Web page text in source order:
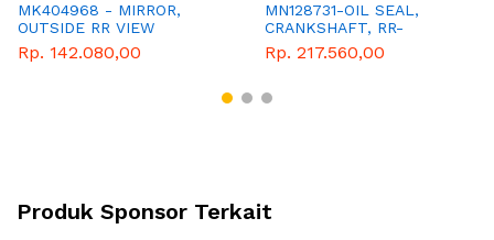
MK404968 - MIRROR,
OUTSIDE RR VIEW
Rp. 142.080,00
MN128731-OIL SEAL,
CRANKSHAFT, RR-
MITSUBISHI - GENUINE
PARTS
Rp. 217.560,00
Produk Sponsor Terkait